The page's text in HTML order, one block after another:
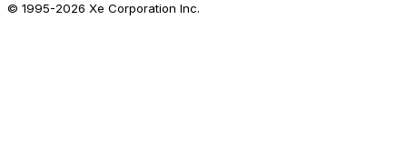
© 1995-2026 Xe Corporation Inc.